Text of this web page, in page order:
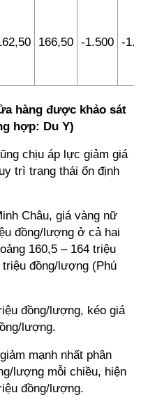
166,50 -1.500 -
hàng được khảo sát
hợp: Du Y)
chịu áp lực giảm giá
trì trạng thái ổn định
Châu, giá vàng nữ
đồng/lượng ở cả hai
160,5 – 164 triệu
đồng/lượng (Phú
đồng/lượng, kéo giá
lượng.
mạnh nhất phân
lượng mỗi chiều, hiện
đồng/lượng.